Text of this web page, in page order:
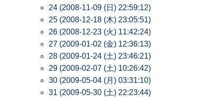
24 (2008-11-09 (日) 22:59:12)
25 (2008-12-18 (木) 23:05:51)
26 (2008-12-23 (火) 11:42:24)
27 (2009-01-02 (金) 12:36:13)
28 (2009-01-24 (土) 23:46:21)
29 (2009-02-07 (土) 10:26:42)
30 (2009-05-04 (月) 03:31:10)
31 (2009-05-30 (土) 22:23:44)